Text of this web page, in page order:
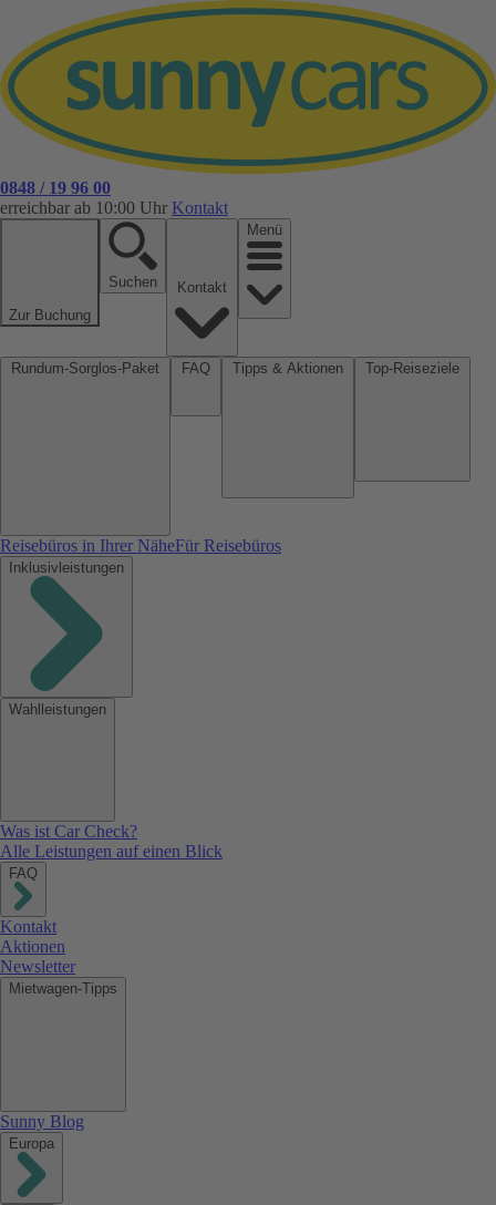
0848 / 19 96 00
erreichbar ab 10:00 Uhr Kontakt
Zur Buchung
Suchen
Menü
Reisebüros in Ihrer NäheFür Reisebüros
Inklusivleistungen
Wahlleistungen
Was ist Car Check?
Alle Leistungen auf einen Blick
FAQ
Kontakt
Aktionen
Newsletter
Mietwagen-Tipps
Sunny Blog
Europa